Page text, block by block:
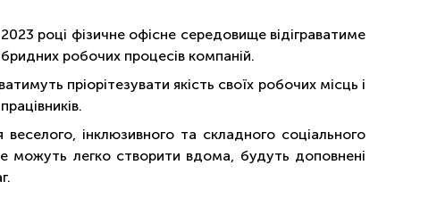
році фізичне офісне середовище відіграватиме
робочих процесів компаній.
пріорітезувати якість своїх робочих місць і
інклюзивного та складного соціального
можуть легко створити вдома, будуть доповнені